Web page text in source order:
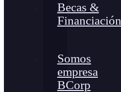
Becas &
Financiación
Somos
empresa
BCorp